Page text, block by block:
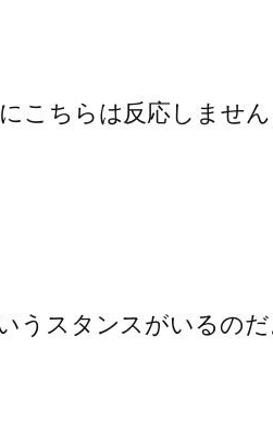
ちらは反応しません
スタンスがいるのだ